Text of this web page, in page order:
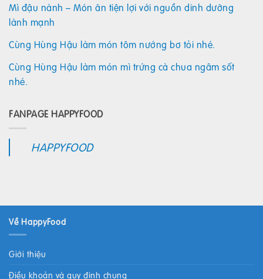
Mì đậu nành – Món ăn tiện lợi với nguồn dinh dưỡng
lành mạnh
Cùng Hùng Hậu làm món tôm nướng bơ tỏi nhé.
Cùng Hùng Hậu làm món mì trứng cà chua ngâm sốt
nhé.
FANPAGE HAPPYFOOD
HAPPYFOOD
Về HappyFood
Giới thiệu
Điều khoản và quy định chung